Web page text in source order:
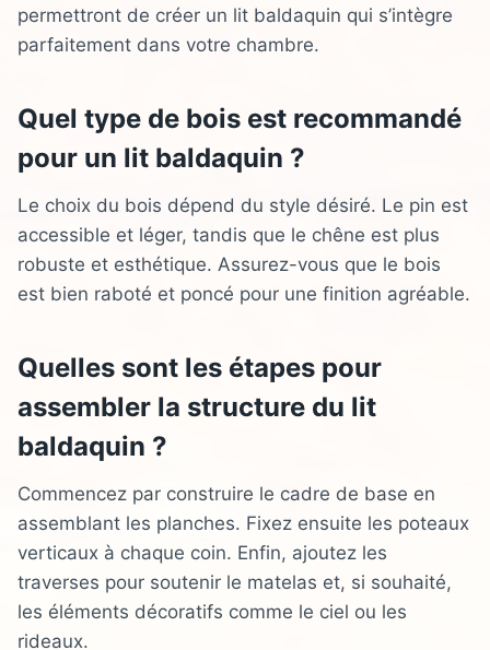
permettront de créer un lit baldaquin qui s’intègre
parfaitement dans votre chambre.
Quel type de bois est recommandé
pour un lit baldaquin ?
Le choix du bois dépend du style désiré. Le pin est
accessible et léger, tandis que le chêne est plus
robuste et esthétique. Assurez-vous que le bois
est bien raboté et poncé pour une finition agréable.
Quelles sont les étapes pour
assembler la structure du lit
baldaquin ?
Commencez par construire le cadre de base en
assemblant les planches. Fixez ensuite les poteaux
verticaux à chaque coin. Enfin, ajoutez les
traverses pour soutenir le matelas et, si souhaité,
les éléments décoratifs comme le ciel ou les
rideaux.